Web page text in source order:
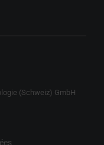
(Schweiz) GmbH